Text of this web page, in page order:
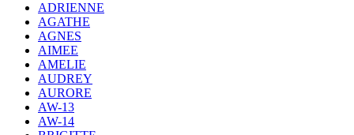
ADRIENNE
AGATHE
AGNES
AIMEE
AMELIE
AUDREY
AURORE
AW-13
AW-14